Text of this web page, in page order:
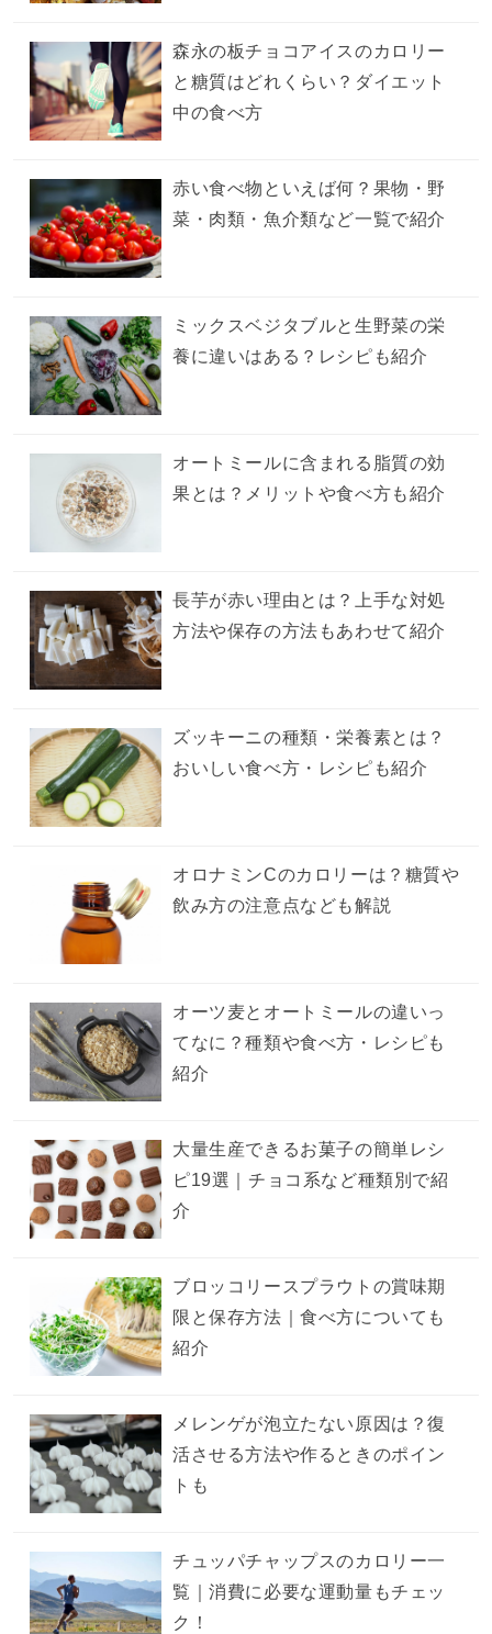
森永の板チョコアイスのカロリー
と糖質はどれくらい？ダイエット
中の食べ方
赤い食べ物といえば何？果物・野
菜・肉類・魚介類など一覧で紹介
ミックスベジタブルと生野菜の栄
養に違いはある？レシピも紹介
オートミールに含まれる脂質の効
果とは？メリットや食べ方も紹介
長芋が赤い理由とは？上手な対処
方法や保存の方法もあわせて紹介
ズッキーニの種類・栄養素とは？
おいしい食べ方・レシピも紹介
オロナミンCのカロリーは？糖質や
飲み方の注意点なども解説
オーツ麦とオートミールの違いっ
てなに？種類や食べ方・レシピも
紹介
大量生産できるお菓子の簡単レシ
ピ19選｜チョコ系など種類別で紹
介
ブロッコリースプラウトの賞味期
限と保存方法｜食べ方についても
紹介
メレンゲが泡立たない原因は？復
活させる方法や作るときのポイン
トも
チュッパチャップスのカロリー一
覧｜消費に必要な運動量もチェッ
ク！